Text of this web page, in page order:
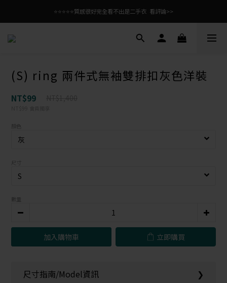
⭐⭐⭐⭐⭐質感很好完全看不出是二手衣  看評論>>
(S) ring 兩件式無袖雙排扣灰色洋裝
NT$99 NT$1,400
顏色
尺寸
數量
加入購物車 立即購買
尺寸指南/Model資訊 ❯